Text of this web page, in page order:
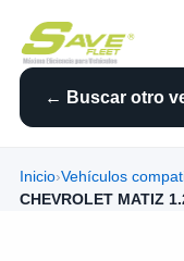
← Buscar otro
Inicio›Vehículos
CHEVROLET MATIZ